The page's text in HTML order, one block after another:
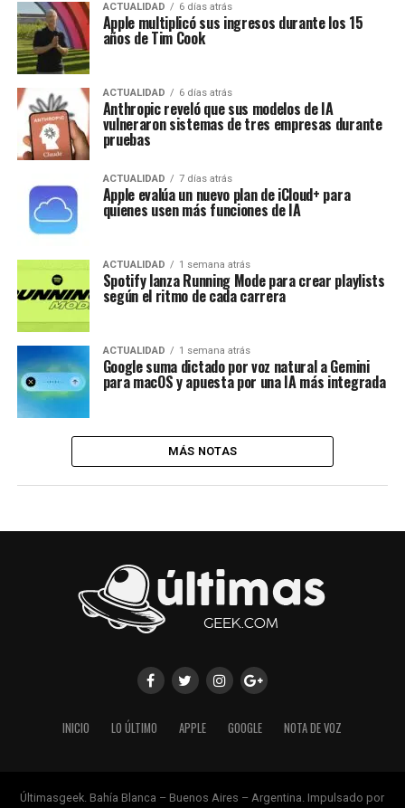
ACTUALIDAD 6 días atrás
Apple multiplicó sus ingresos durante los 15
años de Tim Cook
ACTUALIDAD 6 días atrás
Anthropic reveló que sus modelos de IA
vulneraron sistemas de tres empresas durante
pruebas
ACTUALIDAD 7 días atrás
Apple evalúa un nuevo plan de iCloud+ para
quienes usen más funciones de IA
ACTUALIDAD 1 semana atrás
Spotify lanza Running Mode para crear playlists
según el ritmo de cada carrera
ACTUALIDAD 1 semana atrás
Google suma dictado por voz natural a Gemini
para macOS y apuesta por una IA más integrada
MÁS NOTAS
INICIO LO ÚLTIMO APPLE GOOGLE NOTA DE VOZ
Últimasgeek. Bahía Blanca – Buenos Aires – Argentina. Impulsado por